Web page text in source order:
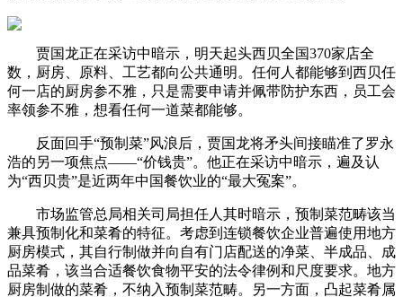
贾国龙正在采访中暗示，明天起头西贝全国370家店全
数，厨房、原料、工艺都向公共通明。任何人都能够到西贝任
何一店的厨房参不雅，只是需要申请并佩带防护东西，员工会
率领参不雅，想看任何一道菜都能够。
反面回手“预制菜”风浪后，贾国龙将矛头间接瞄准了罗永
浩的另一项焦点——“价钱贵”。他正在采访中暗示，遍及认
为“西贝贵”是近两年中国餐饮业的“最大冤案”。
市场监管总局相关司局担任人其时暗示，预制菜范畴该当
兼具预制化和菜肴的特征。考虑到连锁餐饮企业普遍使用地方
厨房模式，其自行制做并向自有门店配送的净菜、半成品、成
品菜肴，该当合适餐饮食物平安的法令律例和尺度要求。地方
厨房制做的菜肴，不纳入预制菜范畴。另一方面，凸起菜肴属